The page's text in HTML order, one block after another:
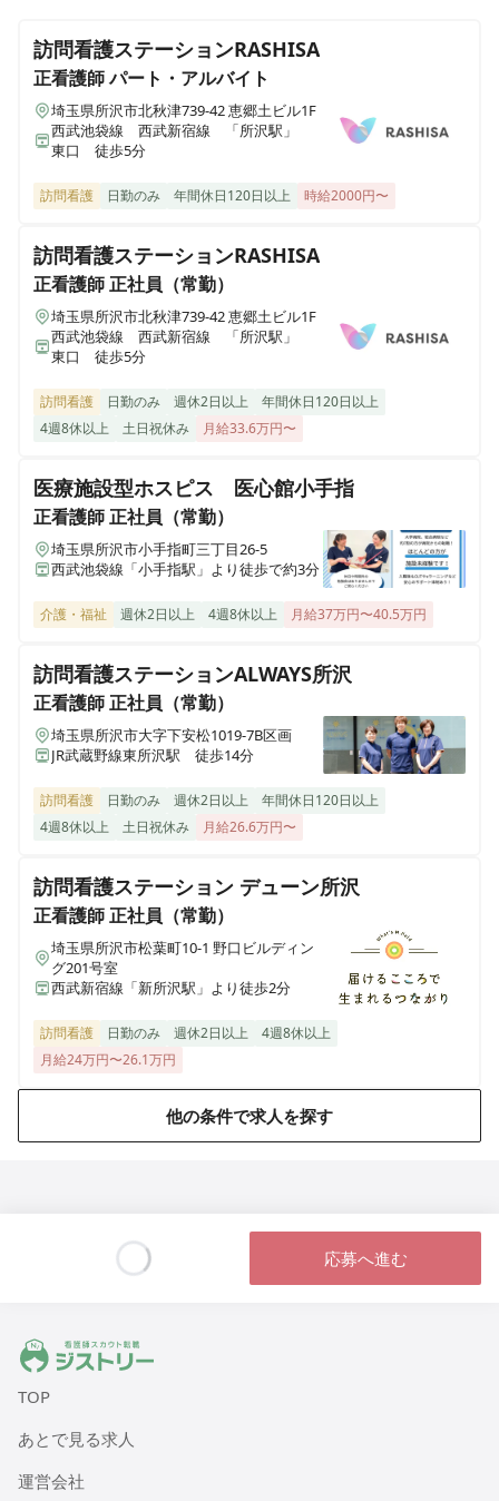
訪問看護ステーションRASHISA
正看護師パート・アルバイト
埼玉県所沢市北秋津739-42 恵郷土ビル1F
西武池袋線 西武新宿線 「所沢駅」
東口 徒歩5分
訪問看護 日勤のみ 年間休日120日以上 時給2000円〜
訪問看護ステーションRASHISA
正看護師正社員（常勤）
埼玉県所沢市北秋津739-42 恵郷土ビル1F
西武池袋線 西武新宿線 「所沢駅」
東口 徒歩5分
訪問看護 日勤のみ 週休2日以上
年間休日120日以上
4週8休以上
土日祝休み 月給33.6万円〜
医療施設型ホスピス 医心館小手指
正看護師正社員（常勤）
埼玉県所沢市小手指町三丁目26-5
西武池袋線「小手指駅」より徒歩で約3分
介護・福祉 週休2日以上 4週8休以上 月給37万円〜40.5万円
訪問看護ステーションALWAYS所沢
正看護師正社員（常勤）
埼玉県所沢市大字下安松1019-7B区画
JR武蔵野線東所沢駅 徒歩14分
訪問看護 日勤のみ 週休2日以上
年間休日120日以上
4週8休以上
土日祝休み 月給26.6万円〜
訪問看護ステーション デューン所沢
正看護師正社員（常勤）
埼玉県所沢市松葉町10-1 野口ビルディン
グ201号室
西武新宿線「新所沢駅」より徒歩2分
訪問看護 日勤のみ 週休2日以上
4週8休以上
月給24万円〜26.1万円
他の条件で求人を探す
応募へ進む
ジストリー 看護師の転職マッチング
TOP
あとで見る求人
運営会社